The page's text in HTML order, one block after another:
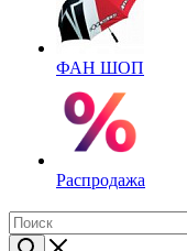
ФАН ШОП
Распродажа